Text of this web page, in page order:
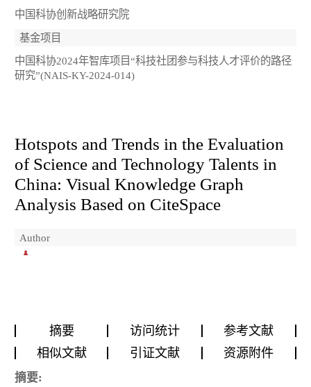
中国科协创新战略研究院
基金项目
中国科协2024年智库项目“科技社团参与科技人才评价的路径
研究”(NAIS-KY-2024-014)
Hotspots and Trends in the Evaluation
of Science and Technology Talents in
China: Visual Knowledge Graph
Analysis Based on CiteSpace
Author
摘要 访问统计
参考文献
相似文献
引证文献 资源附件
摘要: